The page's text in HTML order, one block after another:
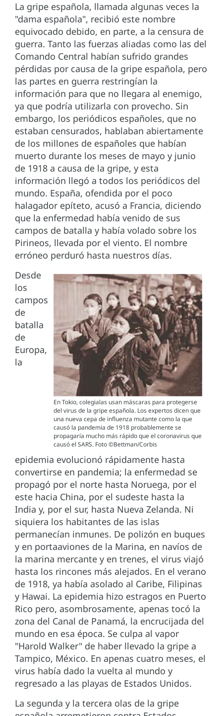
La gripe española, llamada algunas veces la
"dama española", recibió este nombre
equivocado debido, en parte, a la censura de
guerra. Tanto las fuerzas aliadas como las del
Comando Central habían sufrido grandes
pérdidas por causa de la gripe española, pero
las partes en guerra restringían la
información para que no llegara al enemigo,
ya que podría utilizarla con provecho. Sin
embargo, los periódicos españoles, que no
estaban censurados, hablaban abiertamente
de los millones de españoles que habían
muerto durante los meses de mayo y junio
de 1918 a causa de la gripe, y esta
información llegó a todos los periódicos del
mundo. España, ofendida por el poco
halagador epíteto, acusó a Francia, diciendo
que la enfermedad había venido de sus
campos de batalla y había volado sobre los
Pirineos, llevada por el viento. El nombre
erróneo perduró hasta nuestros días.
En Tokio, colegialas usan máscaras para protegerse
del virus de la gripe española. Los expertos dicen que
una nueva cepa de influenza mutante como la que
causó la pandemia de 1918 probablemente se
propagaría mucho más rápido que el coronavirus que
causó el SARS. Foto ©Bettman/Corbis
Desde
los
campos
de
batalla
de
Europa,
la
epidemia evolucionó rápidamente hasta
convertirse en pandemia; la enfermedad se
propagó por el norte hasta Noruega, por el
este hacia China, por el sudeste hasta la
India y, por el sur, hasta Nueva Zelanda. Ni
siquiera los habitantes de las islas
permanecían inmunes. De polizón en buques
y en portaaviones de la Marina, en navíos de
la marina mercante y en trenes, el virus viajó
hasta los rincones más alejados. En el verano
de 1918, ya había asolado al Caribe, Filipinas
y Hawai. La epidemia hizo estragos en Puerto
Rico pero, asombrosamente, apenas tocó la
zona del Canal de Panamá, la encrucijada del
mundo en esa época. Se culpa al vapor
"Harold Walker" de haber llevado la gripe a
Tampico, México. En apenas cuatro meses, el
virus había dado la vuelta al mundo y
regresado a las playas de Estados Unidos.
La segunda y la tercera olas de la gripe